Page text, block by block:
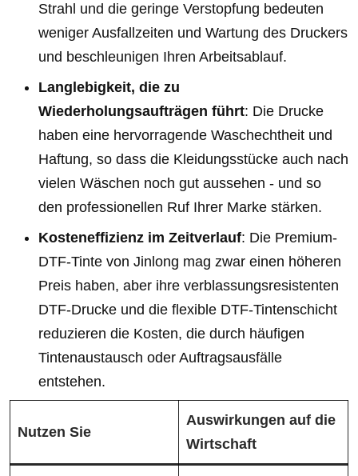
Strahl und die geringe Verstopfung bedeuten
weniger Ausfallzeiten und Wartung des Druckers
und beschleunigen Ihren Arbeitsablauf.
Langlebigkeit, die zu
Wiederholungsaufträgen führt: Die Drucke
haben eine hervorragende Waschechtheit und
Haftung, so dass die Kleidungsstücke auch nach
vielen Wäschen noch gut aussehen - und so
den professionellen Ruf Ihrer Marke stärken.
Kosteneffizienz im Zeitverlauf: Die Premium-
DTF-Tinte von Jinlong mag zwar einen höheren
Preis haben, aber ihre verblassungsresistenten
DTF-Drucke und die flexible DTF-Tintenschicht
reduzieren die Kosten, die durch häufigen
Tintenaustausch oder Auftragsausfälle
entstehen.
Nutzen Sie
Auswirkungen auf die
Wirtschaft